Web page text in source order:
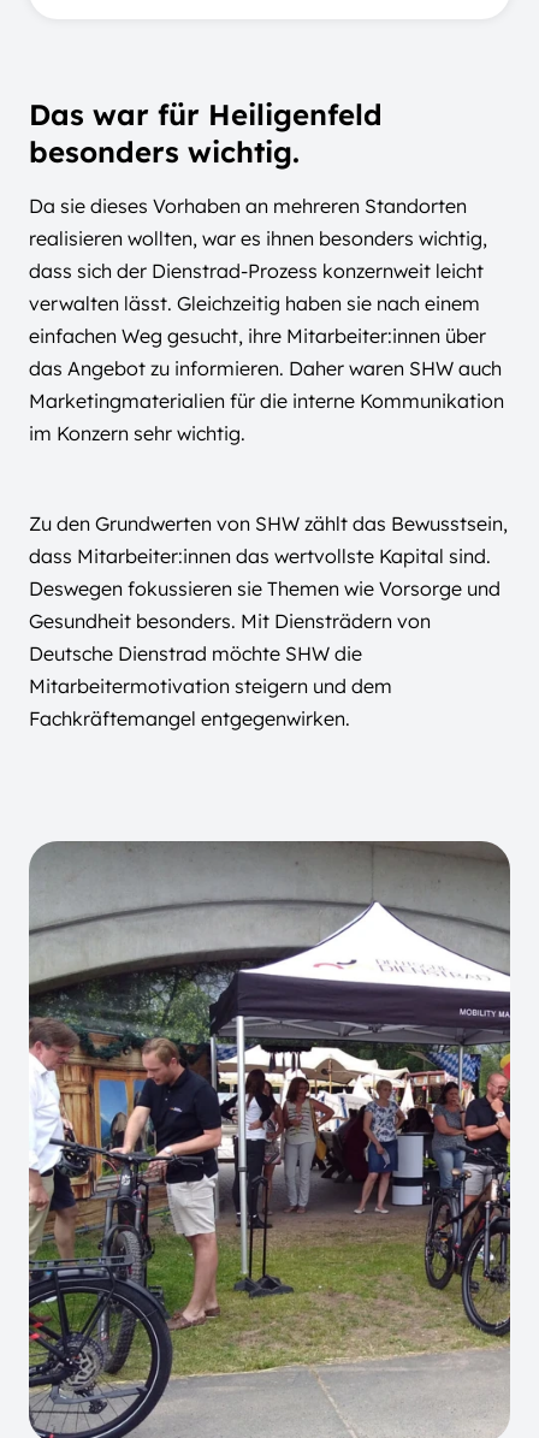
Das war für Heiligenfeld
besonders wichtig.
Da sie dieses Vorhaben an mehreren Standorten
realisieren wollten, war es ihnen besonders wichtig,
dass sich der Dienstrad-Prozess konzernweit leicht
verwalten lässt. Gleichzeitig haben sie nach einem
einfachen Weg gesucht, ihre Mitarbeiter:innen über
das Angebot zu informieren. Daher waren SHW auch
Marketingmaterialien für die interne Kommunikation
im Konzern sehr wichtig.
Zu den Grundwerten von SHW zählt das Bewusstsein,
dass Mitarbeiter:innen das wertvollste Kapital sind.
Deswegen fokussieren sie Themen wie Vorsorge und
Gesundheit besonders. Mit Diensträdern von
Deutsche Dienstrad möchte SHW die
Mitarbeitermotivation steigern und dem
Fachkräftemangel entgegenwirken.